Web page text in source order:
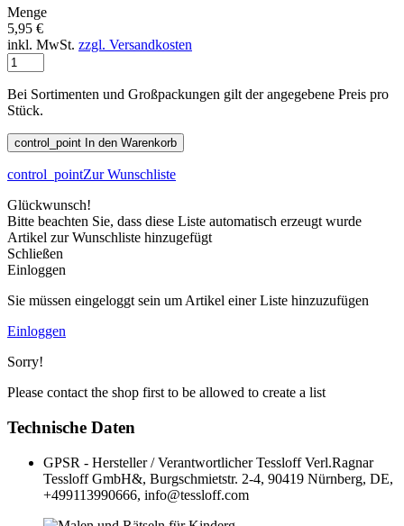
Menge
5,95 €
inkl. MwSt. zzgl. Versandkosten
Bei Sortimenten und Großpackungen gilt der angegebene Preis pro
Stück.
control_point In den Warenkorb
control_pointZur Wunschliste
Glückwunsch!
Bitte beachten Sie, dass diese Liste automatisch erzeugt wurde
Artikel zur Wunschliste hinzugefügt
Schließen
Einloggen
Sie müssen eingeloggt sein um Artikel einer Liste hinzuzufügen
Einloggen
Sorry!
Please contact the shop first to be allowed to create a list
Technische Daten
GPSR - Hersteller / Verantwortlicher Tessloff Verl.Ragnar
Tessloff GmbH&, Burgschmietstr. 2-4, 90419 Nürnberg, DE,
+499113990666, info@tessloff.com